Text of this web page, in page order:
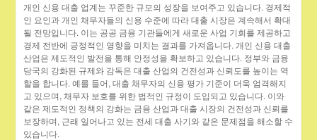
개인 신용 대출 업계는 꾸준한 규모의 성장을 보여주고 있습니다. 경제적
인 요인과 개인 채무자들의 신용 수준에 따라 대출 시장은 계속해서 확대
될 전망입니다. 이는 공공 금융 기관들에게 새로운 사업 기회를 제공하고
경제 전반에 긍정적인 영향을 미치는 결과를 가져옵니다. 개인 신용 대출
산업은 제도적인 발전을 통해 안정성을 확보하고 있습니다. 정부와 금융
당국의 강화된 규제와 감독은 대출 산업의 건전성과 신뢰도를 높이는 역
할을 합니다. 예를 들어, 대출 채무자의 신용 평가 기준이 더욱 엄격해지
고 있으며, 채무자 보호를 위한 법적인 규정이 도입되고 있습니다. 이와
같은 제도적인 정책의 강화는 금융 산업과 대출 시장의 건전성과 신뢰를
보장하며, 근래 일어나고 있는 전세 대출 사기와 같은 문제점을 해소할 수
있습니다.